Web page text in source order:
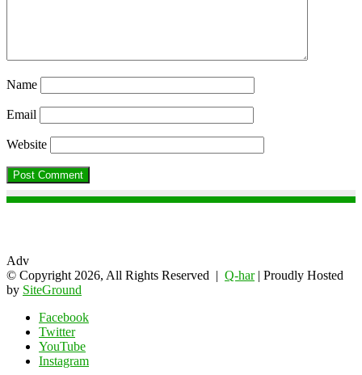
Name
Email
Website
Adv
© Copyright 2026, All Rights Reserved | Q-har| Proudly Hosted
by SiteGround
Facebook
Twitter
YouTube
Instagram